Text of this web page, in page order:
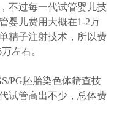
不过每一代试管婴儿技
婴儿费用大概在1-2万
精子注射技术，所以费
左右。
PG胚胎染色体筛查技
试管高出不少，总体费